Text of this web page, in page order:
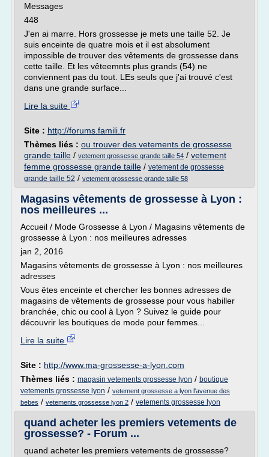
Messages
448
J'en ai marre. Hors grossesse je mets une taille 52. Je
suis enceinte de quatre mois et il est absolument
impossible de trouver des vêtements de grossesse dans
cette taille. Et les vêteemnts plus grands (54) ne
conviennent pas du tout. LEs seuls que j'ai trouvé c'est
dans une grande surface...
Lire la suite
Site : http://forums.famili.fr
Thèmes liés : ou trouver des vetements de grossesse
grande taille / vetement grossesse grande taille 54 / vetement
femme grossesse grande taille / vetement de grossesse
grande taille 52 / vetement grossesse grande taille 58
Magasins vêtements de grossesse à Lyon :
nos meilleures ...
Accueil / Mode Grossesse à Lyon / Magasins vêtements de
grossesse à Lyon : nos meilleures adresses
jan 2, 2016
Magasins vêtements de grossesse à Lyon : nos meilleures
adresses
Vous êtes enceinte et chercher les bonnes adresses de
magasins de vêtements de grossesse pour vous habiller
branchée, chic ou cool à Lyon ? Suivez le guide pour
découvrir les boutiques de mode pour femmes...
Lire la suite
Site : http://www.ma-grossesse-a-lyon.com
Thèmes liés : magasin vetements grossesse lyon / boutique
vetements grossesse lyon / vetement grossesse a lyon l'avenue des
bebes / vetements grossesse lyon 2 / vetements grossesse lyon
quand acheter les premiers vetements de
grossesse? - Forum ...
quand acheter les premiers vetements de grossesse?